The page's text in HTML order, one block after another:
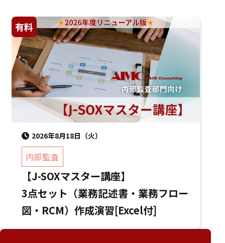
有料
2026年8月18日（火）
内部監査
【J-SOXマスター講座】
3点セット（業務記述書・業務フロー
図・RCM）作成演習[Excel付]